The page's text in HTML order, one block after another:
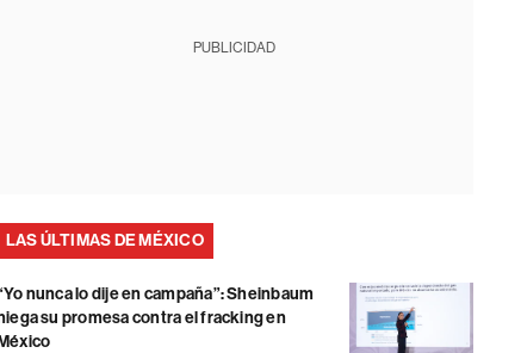
PUBLICIDAD
LAS ÚLTIMAS DE MÉXICO
nunca lo dije en campaña”: Sheinbaum
su promesa contra el fracking en